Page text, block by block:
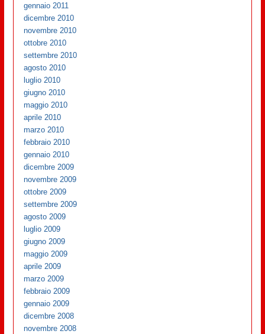
gennaio 2011
dicembre 2010
novembre 2010
ottobre 2010
settembre 2010
agosto 2010
luglio 2010
giugno 2010
maggio 2010
aprile 2010
marzo 2010
febbraio 2010
gennaio 2010
dicembre 2009
novembre 2009
ottobre 2009
settembre 2009
agosto 2009
luglio 2009
giugno 2009
maggio 2009
aprile 2009
marzo 2009
febbraio 2009
gennaio 2009
dicembre 2008
novembre 2008